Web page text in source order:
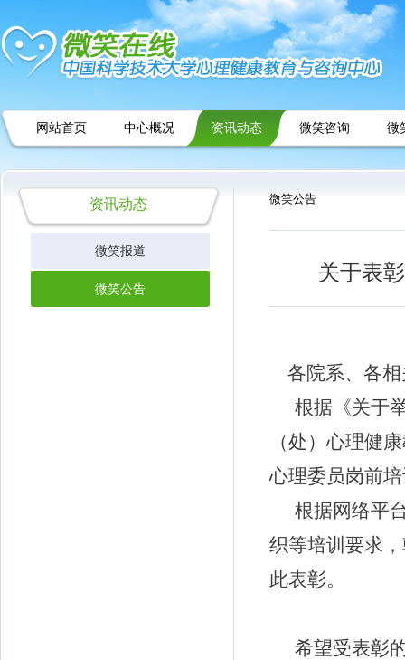
网站首页 中心概况 资讯动态 微笑咨询 微
资讯动态
微笑报道
微笑公告
微笑公告
关于表
各院系、各
根据《关于
（处）心理健
心理委员岗前
根据网络平
织等培训要求
此表彰。
希望受表彰